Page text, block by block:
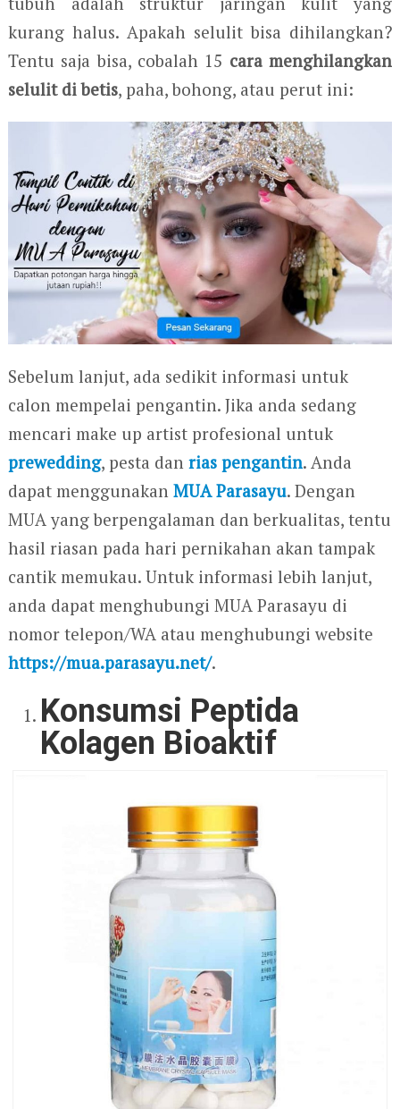
kurang halus. Apakah selulit bisa dihilangkan?
Tentu saja bisa, cobalah 15 cara menghilangkan
selulit di betis, paha, bohong, atau perut ini:
Sebelum lanjut, ada sedikit informasi untuk
calon mempelai pengantin. Jika anda sedang
mencari make up artist profesional untuk
prewedding, pesta dan rias pengantin. Anda
dapat menggunakan MUA Parasayu. Dengan
MUA yang berpengalaman dan berkualitas, tentu
hasil riasan pada hari pernikahan akan tampak
cantik memukau. Untuk informasi lebih lanjut,
anda dapat menghubungi MUA Parasayu di
nomor telepon/WA atau menghubungi website
https://mua.parasayu.net/.
Konsumsi Peptida
Kolagen Bioaktif